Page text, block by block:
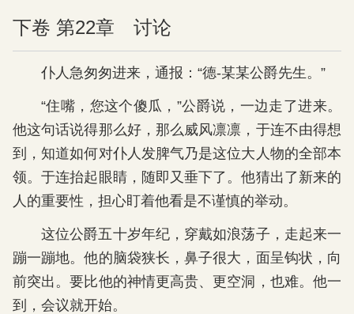
下卷 第22章 讨论
仆人急匆匆进来，通报：“德-某某公爵先生。”
“住嘴，您这个傻瓜，”公爵说，一边走了进来。
他这句话说得那么好，那么威风凛凛，于连不由得想
到，知道如何对仆人发脾气乃是这位大人物的全部本
领。于连抬起眼睛，随即又垂下了。他猜出了新来的
人的重要性，担心盯着他看是不谨慎的举动。
这位公爵五十岁年纪，穿戴如浪荡子，走起来一
蹦一蹦地。他的脑袋狭长，鼻子很大，面呈钩状，向
前突出。要比他的神情更高贵、更空洞，也难。他一
到，会议就开始。